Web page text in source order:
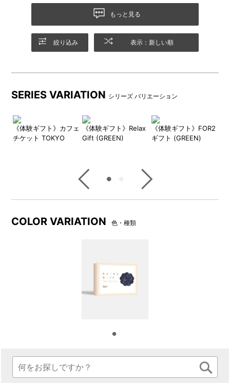
さまざまな地域で利用可能、自宅で楽しめる体験も
に加え、自宅で楽しめるリラックス体験も収録しています。日
ます。
ち着いた色味の冊子が現れま
す。可憐な花柄がギフトシー
さしい手触りの箱に、ゴール
ドの箔押しが輝きます。
もっと見る
絞り込み 表示：新しい順
SERIES VARIATION シリーズ バリエーション
《体験ギフト》カフェ
チケット TOKYO
《体験ギフト》Relax
Gift (GREEN)
《体験ギフト》FOR2
ギフト (GREEN)
COLOR VARIATION 色・種類